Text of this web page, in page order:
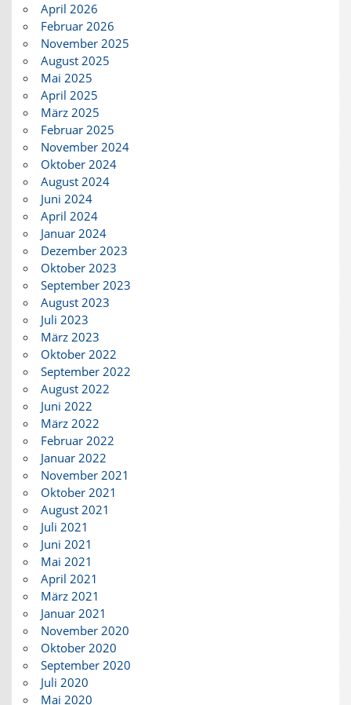
April 2026
Februar 2026
November 2025
August 2025
Mai 2025
April 2025
März 2025
Februar 2025
November 2024
Oktober 2024
August 2024
Juni 2024
April 2024
Januar 2024
Dezember 2023
Oktober 2023
September 2023
August 2023
Juli 2023
März 2023
Oktober 2022
September 2022
August 2022
Juni 2022
März 2022
Februar 2022
Januar 2022
November 2021
Oktober 2021
August 2021
Juli 2021
Juni 2021
Mai 2021
April 2021
März 2021
Januar 2021
November 2020
Oktober 2020
September 2020
Juli 2020
Mai 2020